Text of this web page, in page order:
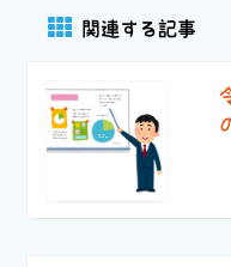
関連する記事